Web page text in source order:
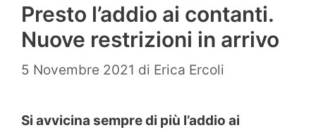
Presto l’addio ai contanti.
Nuove restrizioni in arrivo
5 Novembre 2021 di Erica Ercoli
Si avvicina sempre di più l’addio ai